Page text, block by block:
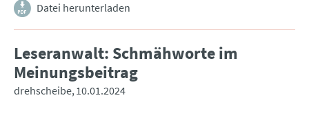
Datei herunterladen
Leseranwalt: Schmähworte im
Meinungsbeitrag
drehscheibe 10.01.2024